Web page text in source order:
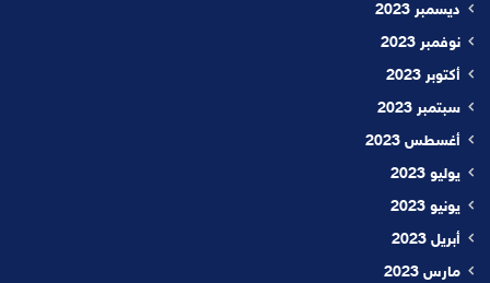
ديسمبر 2023
نوفمبر 2023
أكتوبر 2023
سبتمبر 2023
أغسطس 2023
يوليو 2023
يونيو 2023
أبريل 2023
مارس 2023